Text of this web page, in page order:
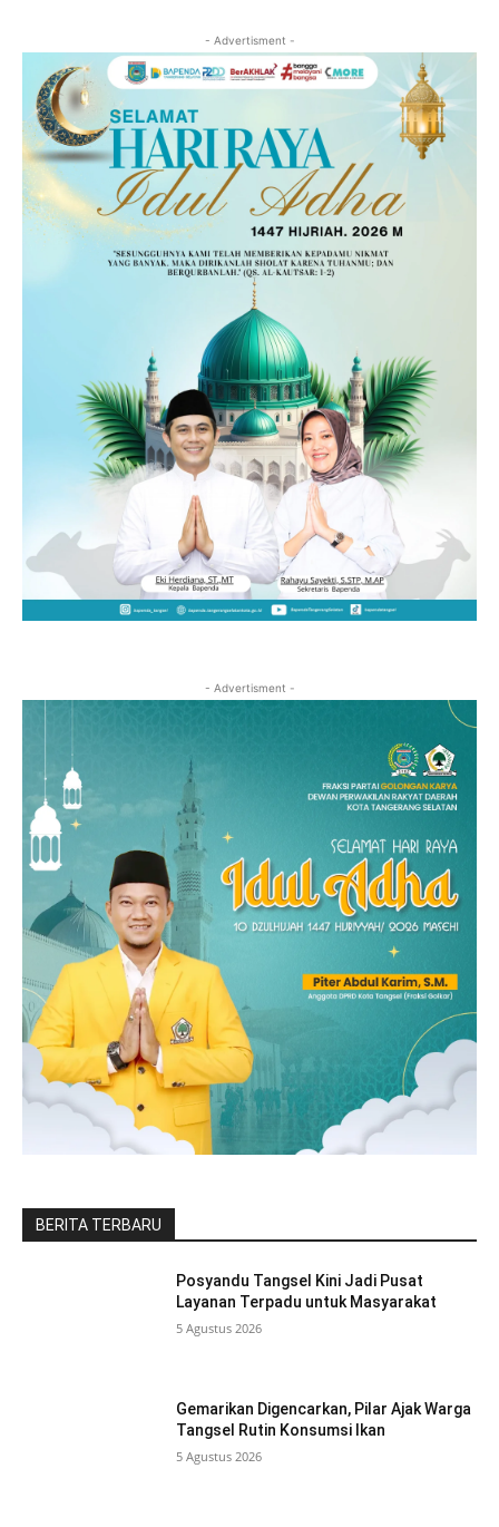
- Advertisment -
- Advertisment -
BERITA TERBARU
Posyandu Tangsel Kini Jadi Pusat
Layanan Terpadu untuk Masyarakat
5 Agustus 2026
Gemarikan Digencarkan, Pilar Ajak Warga
Tangsel Rutin Konsumsi Ikan
5 Agustus 2026